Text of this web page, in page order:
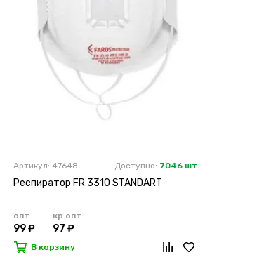
Артикул: 47648 Доступно: 7046 шт.
Респиратор FR 3310 STANDART
опт
99 ₽
кр.опт
97 ₽
В корзину